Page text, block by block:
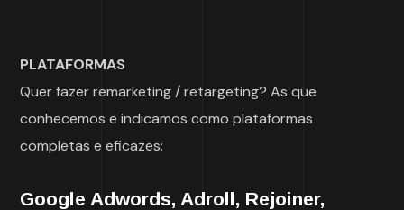
PLATAFORMAS
Quer fazer remarketing / retargeting? As que
conhecemos e indicamos como plataformas
completas e eficazes:
Google Adwords, Adroll, Rejoiner,